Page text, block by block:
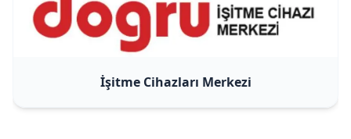
İşitme Cihazları Merkezi